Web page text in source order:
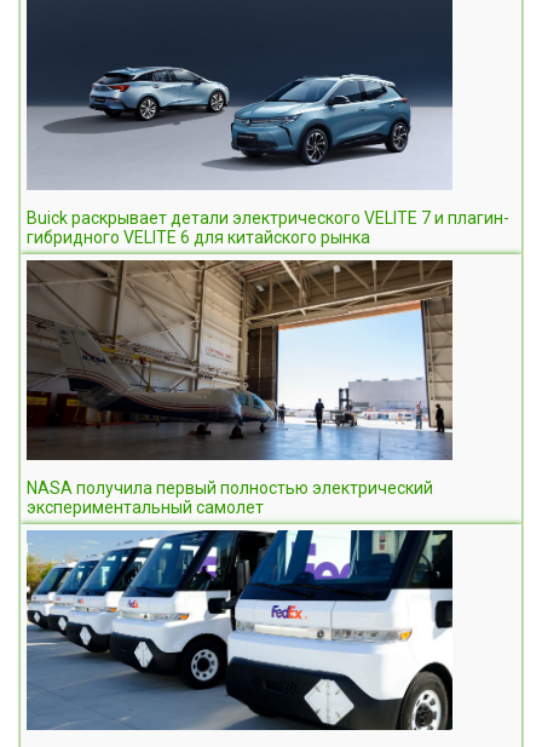
Buick раскрывает детали электрического VELITE 7 и плагин-
гибридного VELITE 6 для китайского рынка
NASA получила первый полностью электрический
экспериментальный самолет